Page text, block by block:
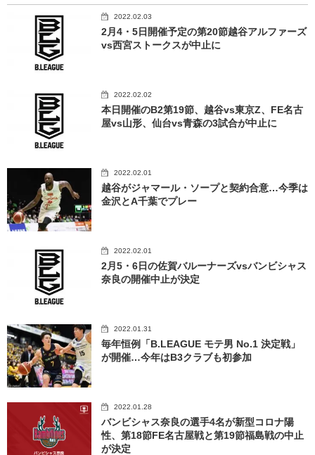
2022.02.03
2月4・5日開催予定の第20節越谷アルファーズ
vs西宮ストークスが中止に
2022.02.02
本日開催のB2第19節、越谷vs東京Z、FE名古
屋vs山形、仙台vs青森の3試合が中止に
2022.02.01
越谷がジャマール・ソープと契約合意…今季は
金沢とA千葉でプレー
2022.02.01
2月5・6日の佐賀バルーナーズvsバンビシャス
奈良の開催中止が決定
2022.01.31
毎年恒例「B.LEAGUE モテ男 No.1 決定戦」
が開催…今年はB3クラブも初参加
2022.01.28
バンビシャス奈良の選手4名が新型コロナ陽
性、第18節FE名古屋戦と第19節福島戦の中止
が決定